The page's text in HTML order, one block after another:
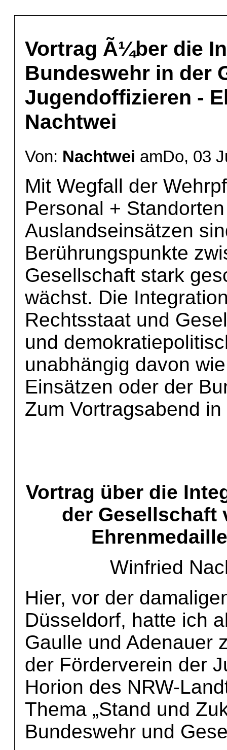
Vortrag Ã¼ber die
Bundeswehr in der
Jugendoffizieren -
Nachtwei
Von: Nachtwei amDo, 03
Mit Wegfall der
Personal +
Auslandseinsätzen
Berührungspunkte
Gesellschaft stark
wächst. Die
Rechtsstaat und
und
unabhängig davon
Einsätzen oder der
Zum Vortragsabend
Vortrag über die
der Gesellschaft
Winfried
Hier, vor der
Düsseldorf, hatte ich
Gaulle und Adenauer
der Förderverein der
Horion des NRW-
Thema „Stand und
Bundeswehr und